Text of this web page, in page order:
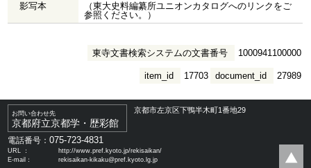
影写本
（東大史料編纂所ユニオンカタログへのリンクをご
参照ください。）
東寺文書検索システムの文書番号 1000941100000
document_id 27989
item_id 17703
お問い合わせ先
京都府立京都学・歴彩館
京都市左京区下鴨半木町1番地29
電話番号：075-723-4831
URL ：
http://www.pref.kyoto.jp/rekisaikan/
E-mail：
rekisaikan-kikaku@pref.kyoto.lg.jp